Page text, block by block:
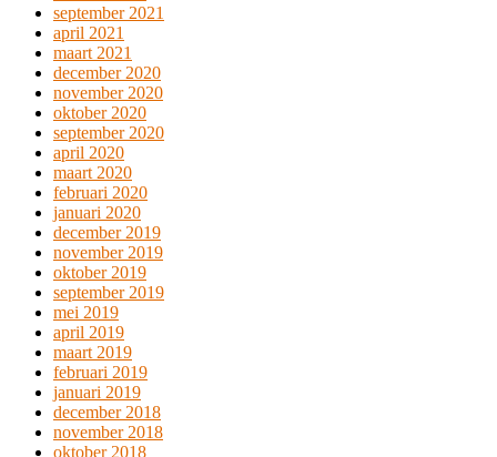
september 2021
april 2021
maart 2021
december 2020
november 2020
oktober 2020
september 2020
april 2020
maart 2020
februari 2020
januari 2020
december 2019
november 2019
oktober 2019
september 2019
mei 2019
april 2019
maart 2019
februari 2019
januari 2019
december 2018
november 2018
oktober 2018